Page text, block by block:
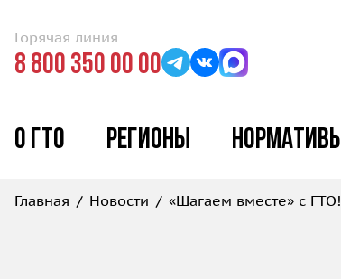
Горячая линия
8 800 350 00 00
О ГТО Регионы
Главная Новости «Шагаем вместе» с ГТО!